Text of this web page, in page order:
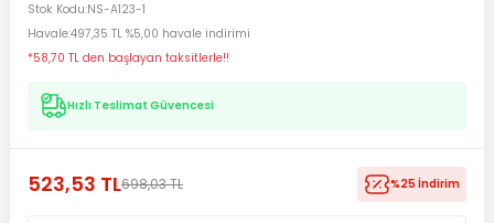
Stok Kodu NS-A123-1
Havale497,35 TL %5,00 havale indirimi
*58,70 TL den başlayan taksitlerle!!
Hızlı Teslimat Güvencesi
523,53 TL698,03 TL %25 İndirim